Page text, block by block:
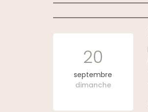
20
septembre
dimanche